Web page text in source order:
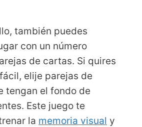
también puedes
con un número
de cartas. Si quires
elije parejas de
tengan el fondo de
Este juego te
la memoria visual y